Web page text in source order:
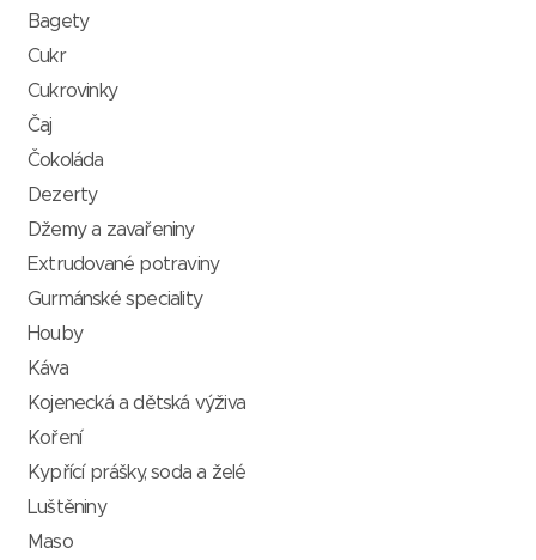
Bagety
Cukr
Cukrovinky
Čaj
Čokoláda
Dezerty
Džemy a zavařeniny
Extrudované potraviny
Gurmánské speciality
Houby
Káva
Kojenecká a dětská výživa
Koření
Kypřící prášky, soda a želé
Luštěniny
Maso